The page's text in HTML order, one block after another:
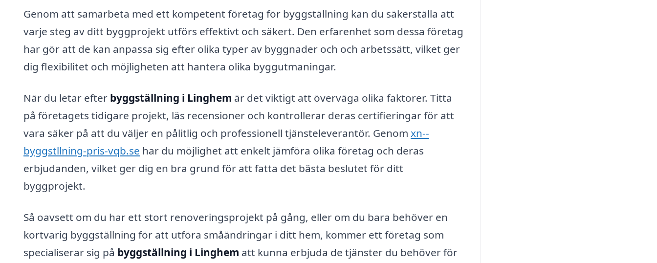
Genom att samarbeta med ett kompetent företag för byggställning kan du säkerställa att
varje steg av ditt byggprojekt utförs effektivt och säkert. Den erfarenhet som dessa företag
har gör att de kan anpassa sig efter olika typer av byggnader och och arbetssätt, vilket ger
dig flexibilitet och möjligheten att hantera olika byggutmaningar.
När du letar efter byggställning i Linghem är det viktigt att överväga olika faktorer. Titta
på företagets tidigare projekt, läs recensioner och kontrollerar deras certifieringar för att
vara säker på att du väljer en pålitlig och professionell tjänsteleverantör. Genom xn--
byggstllning-pris-vqb.se har du möjlighet att enkelt jämföra olika företag och deras
erbjudanden, vilket ger dig en bra grund för att fatta det bästa beslutet för ditt
byggprojekt.
Så oavsett om du har ett stort renoveringsprojekt på gång, eller om du bara behöver en
kortvarig byggställning för att utföra småändringar i ditt hem, kommer ett företag som
specialiserar sig på byggställning i Linghem att kunna erbjuda de tjänster du behöver för